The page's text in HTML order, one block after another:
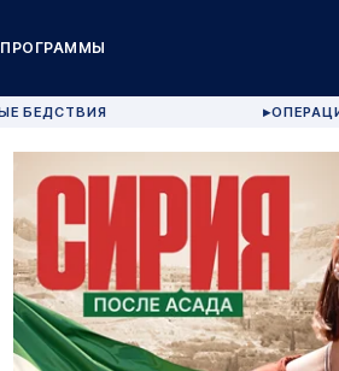
ПРОГРАММЫ
БЕДСТВИЯ ▶